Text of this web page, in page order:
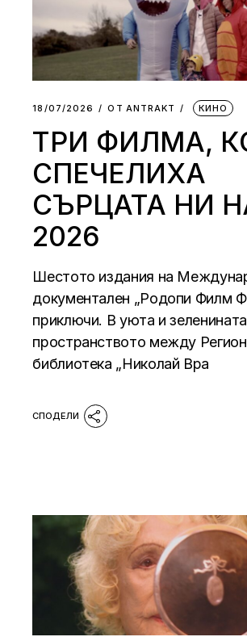
18/07/2026 ОТ АNTRAKT КИНО
ТРИ ФИЛМА,
СПЕЧЕЛИХА
СЪРЦАТА НИ
2026
Шестото издания на
документален „Родопи Филм
приключи. В уюта и
пространството между
библиотека „Николай Вра